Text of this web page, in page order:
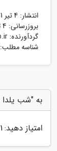
انتشار: 4 تیر 1401
بروزرسانی: 4 تیر 1401
گردآورنده:
شناسه مطلب: 4022
به "شب یلدا
امتیاز دهید:1